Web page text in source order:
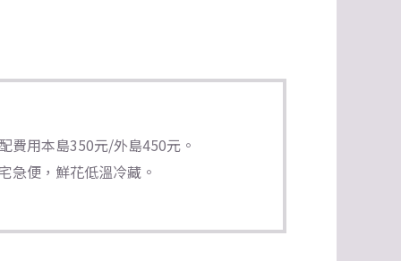
費用本島350元/外島450元。
急便，鮮花低溫冷藏。